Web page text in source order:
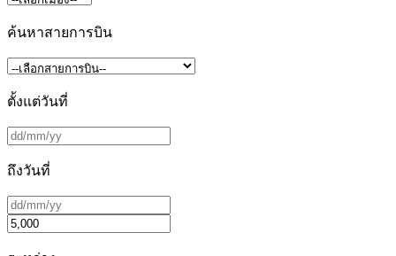
ค้นหาสายการบิน
ตั้งแต่วันที่
ถึงวันที่